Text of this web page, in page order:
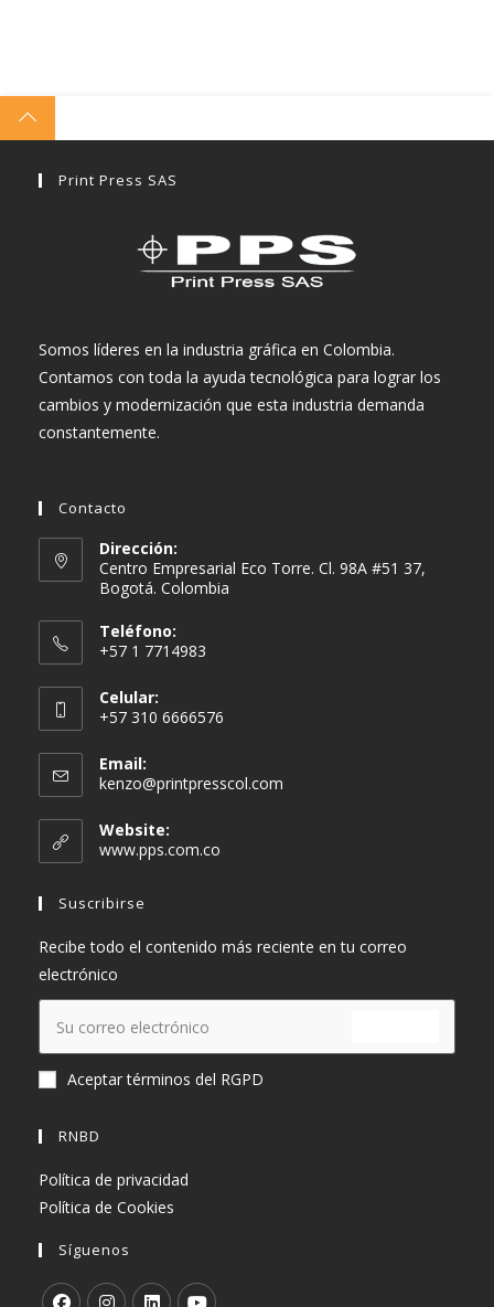
Print Press SAS
Somos líderes en la industria gráfica en Colombia.
Contamos con toda la ayuda tecnológica para lograr los
cambios y modernización que esta industria demanda
constantemente.
Contacto
Dirección:
Centro Empresarial Eco Torre. Cl. 98A #51 37,
Bogotá. Colombia
Teléfono:
+57 1 7714983
Celular:
+57 310 6666576
Email:
kenzo@printpresscol.com
Website:
www.pps.com.co
Suscribirse
Recibe todo el contenido más reciente en tu correo
electrónico
Aceptar términos del RGPD
RNBD
Política de privacidad
Política de Cookies
Síguenos